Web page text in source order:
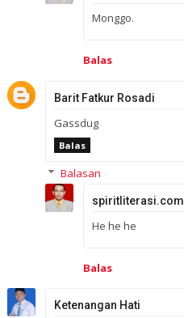
Monggo.
Balas
Barit Fatkur Rosadi
Gassdug
Balas
Balasan
spiritliterasi.com
He he he
Balas
Ketenangan Hati